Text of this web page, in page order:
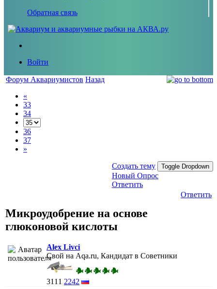
Обратная связь
Войти
Форум Аквариумистов Назад
«
33
34
36
37
»
Создать тему Toggle Dropdown
Новый Опрос
Ответить
Ответить
Микроудобрение на основе
глюконовой кислоты
Alex Livci
Свой на Aqa.ru, Кандидат в Советники
3111 2242